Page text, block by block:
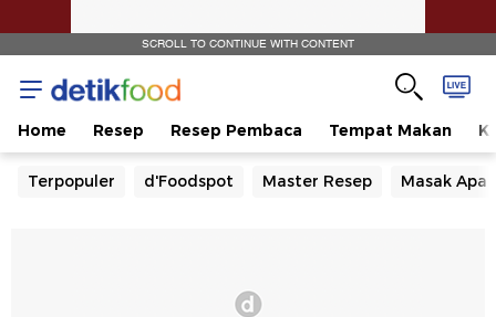
SCROLL TO CONTINUE WITH CONTENT
Home Resep Resep Pembaca Tempat Makan
Terpopuler d'Foodspot Master Resep Masak Apa